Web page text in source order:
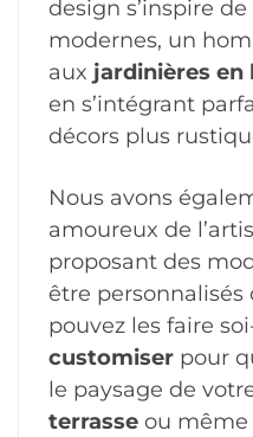
design s’inspire
modernes, un
aux jardinières en
en s’intégrant
décors plus
Nous avons
amoureux de
proposant des
être personnalisés
pouvez les faire
customiser pour
le paysage de
terrasse ou même